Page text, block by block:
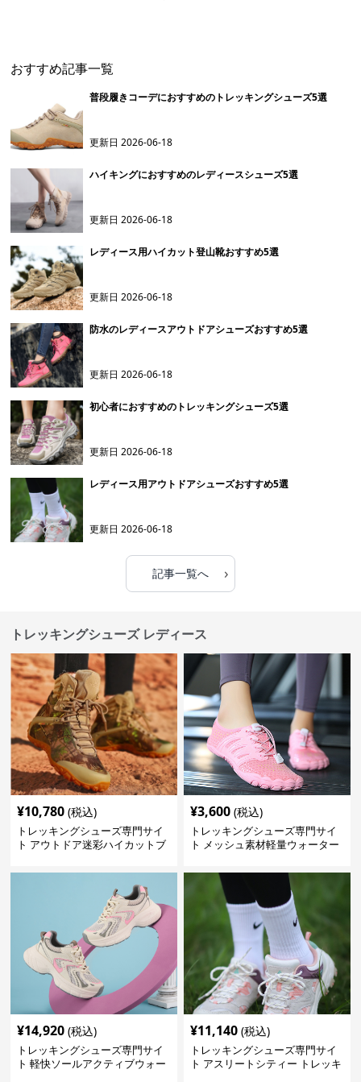
おすすめ記事一覧
普段履きコーデにおすすめのトレッキングシューズ5選
更新日2026-06-18
ハイキングにおすすめのレディースシューズ5選
更新日2026-06-18
レディース用ハイカット登山靴おすすめ5選
更新日2026-06-18
防水のレディースアウトドアシューズおすすめ5選
更新日2026-06-18
初心者におすすめのトレッキングシューズ5選
更新日2026-06-18
レディース用アウトドアシューズおすすめ5選
更新日2026-06-18
記事一覧へ ›
トレッキングシューズ レディース
¥10,780 (税込)
トレッキングシューズ専門サイ
ト アウトドア迷彩ハイカットブ
¥3,600 (税込)
トレッキングシューズ専門サイ
ト メッシュ素材軽量ウォーター
¥14,920 (税込)
トレッキングシューズ専門サイ
ト 軽快ソールアクティブウォー
¥11,140 (税込)
トレッキングシューズ専門サイ
ト アスリートシティー トレッキ